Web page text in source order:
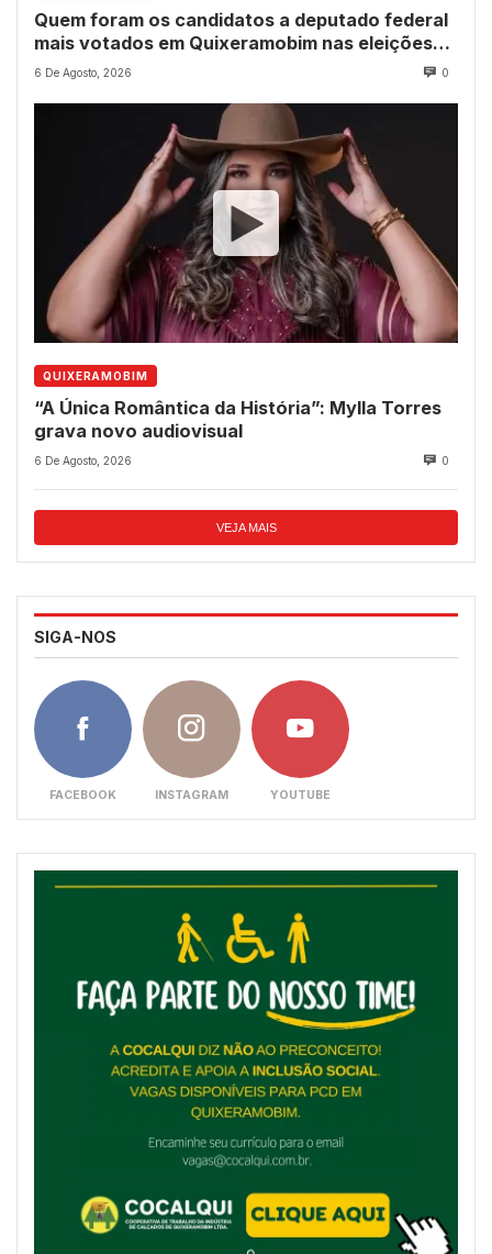
Quem foram os candidatos a deputado federal
mais votados em Quixeramobim nas eleições
de 2022?
6 De Agosto, 2026 0
QUIXERAMOBIM
“A Única Romântica da História”: Mylla Torres
grava novo audiovisual
6 De Agosto, 2026 0
VEJA MAIS
SIGA-NOS
FACEBOOK INSTAGRAM YOUTUBE